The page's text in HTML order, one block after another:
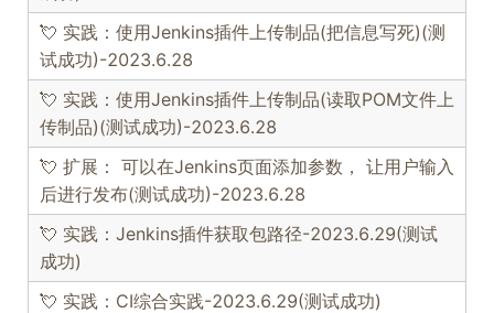
💘 实践：使用Jenkins插件上传制品(把信息写死)(测
试成功)-2023.6.28
💘 实践：使用Jenkins插件上传制品(读取POM文件上
传制品)(测试成功)-2023.6.28
💘 扩展： 可以在Jenkins页面添加参数， 让用户输入
后进行发布(测试成功)-2023.6.28
💘 实践：Jenkins插件获取包路径-2023.6.29(测试
成功)
💘 实践：CI综合实践-2023.6.29(测试成功)